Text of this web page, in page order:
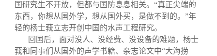
国研究生不开放，但都与国防息息相关。“真正尖端的
东西，你想从国外学，想从国外买，是做不到的。”年
轻的杨士莪立志开创中国的水声工程研究。
回国后，面对没人、没经费、没设备的难题，杨士
莪和同事们从国外的声学书籍、杂志论文中“大海捞